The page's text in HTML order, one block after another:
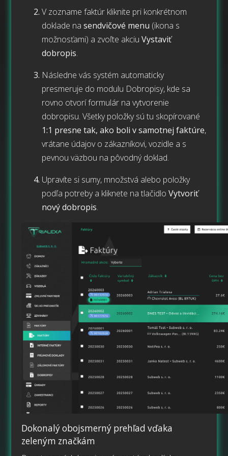
V zozname faktúr kliknite pri konkrétnom
doklade nasendvičové menu (ikona s
možnosťami) a zvoľte akciuVystaviť
dobropis.
Následne vás systém automaticky
presmeruje do modulu Dobropisy, kde sa
rovno otvorí formulár na vytvorenie
dobropisu. Všetky položky sú tu skopírované
1:1 presne tak, ako boli v samotnej faktúre,
vrátane údajov o zákazníkovi, vozidle a s
pevnou väzbou na pôvodný doklad.
Upravíte si sumy, množstvá alebo položky
podľa potreby a kliknete na tlačidloVytvoriť
nový dobropis.
Dokonalý obojsmerný prehľad vďaka
zeleným značkám